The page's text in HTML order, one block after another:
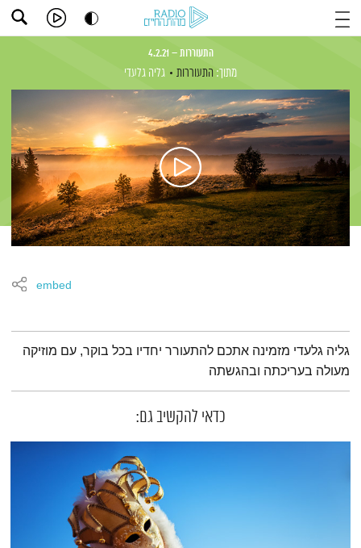
התעוררות – 4.2.21
מתוך: התעוררות גליה גלעדי
embed
תמצית הפודקאסט
גליה גלעדי מזמינה אתכם להתעורר יחדיו בכל בוקר, עם מוזיקה
מעולה בעריכתה ובהגשתה
כדאי להקשיב גם: